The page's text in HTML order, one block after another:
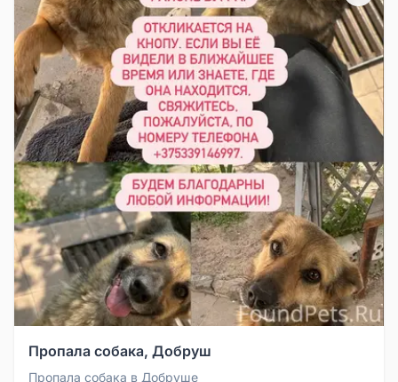
Пропала собака, Добруш
Пропала собака в Добруше